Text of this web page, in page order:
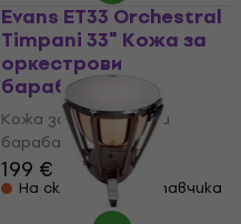
Evans ET33 Orchestral
Timpani 33" Кожа за
оркестрови
барабани
Кожа за оркестрови
барабани
199 €
На склад при доставчика